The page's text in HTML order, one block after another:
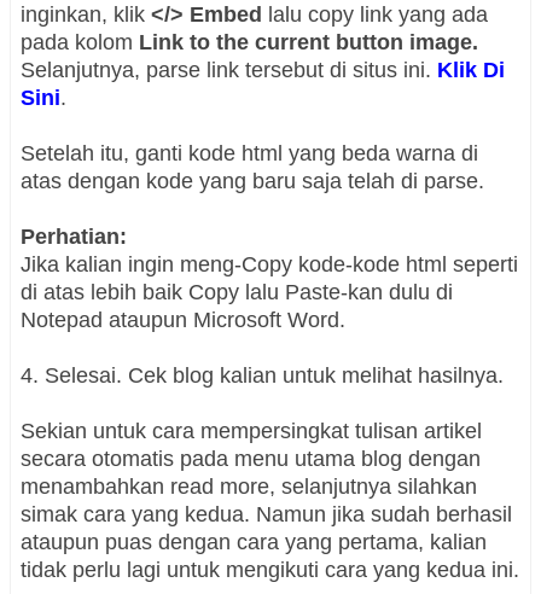
inginkan, klik </> Embed lalu copy link yang ada
pada kolom Link to the current button image.
Selanjutnya, parse link tersebut di situs ini. Klik Di
Sini.
Setelah itu, ganti kode html yang beda warna di
atas dengan kode yang baru saja telah di parse.
Perhatian:
Jika kalian ingin meng-Copy kode-kode html seperti
di atas lebih baik Copy lalu Paste-kan dulu di
Notepad ataupun Microsoft Word.
4. Selesai. Cek blog kalian untuk melihat hasilnya.
Sekian untuk cara mempersingkat tulisan artikel
secara otomatis pada menu utama blog dengan
menambahkan read more, selanjutnya silahkan
simak cara yang kedua. Namun jika sudah berhasil
ataupun puas dengan cara yang pertama, kalian
tidak perlu lagi untuk mengikuti cara yang kedua ini.